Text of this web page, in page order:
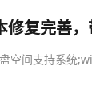
空间支持系统